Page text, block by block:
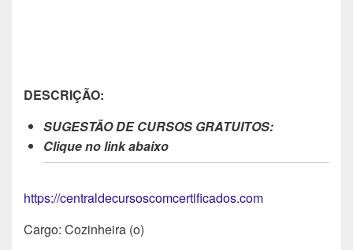
DESCRIÇÃO:
SUGESTÃO DE CURSOS GRATUITOS:
Clique no link abaixo
https://centraldecursoscomcertificados.com
Cargo: Cozinheira (o)